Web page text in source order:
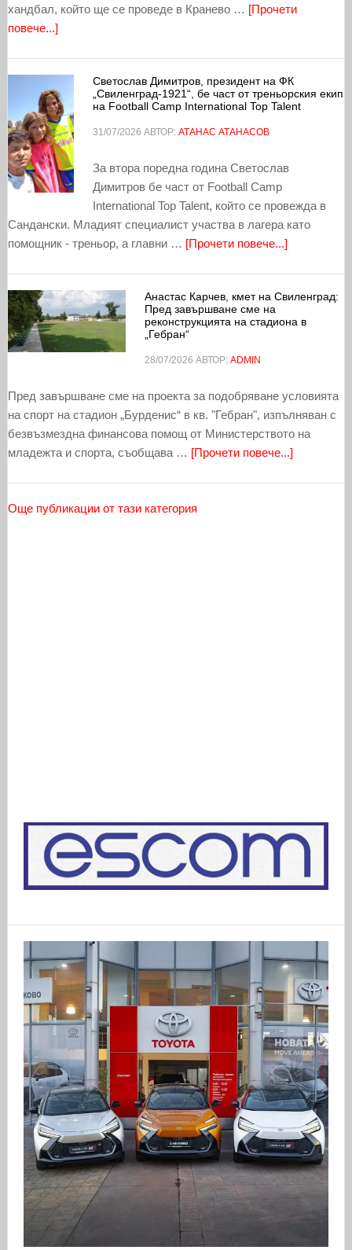
хандбал, който ще се проведе в Кранево … [Прочети
повече...]
Светослав Димитров, президент на ФК
„Свиленград-1921“, бе част от треньорския екип
на Football Camp International Top Talent
31/07/2026 АВТОР: АТАНАС АТАНАСОВ
За втора поредна година Светослав
Димитров бе част от Football Camp
International Top Talent, който се провежда в
Сандански. Младият специалист участва в лагера като
помощник - треньор, а главни … [Прочети повече...]
Анастас Карчев, кмет на Свиленград:
Пред завършване сме на
реконструкцията на стадиона в
„Гебран“
28/07/2026 АВТОР: ADMIN
Пред завършване сме на проекта за подобряване условията
на спорт на стадион „Бурденис“ в кв. "Гебран", изпълняван с
безвъзмездна финансова помощ от Министерството на
младежта и спорта, съобщава … [Прочети повече...]
Още публикации от тази категория